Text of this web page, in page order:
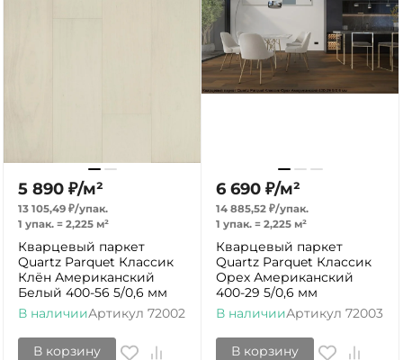
5 890 ₽/м²
13 105,49 ₽/упак.
1 упак. = 2,225 м²
Кварцевый паркет
Quartz Parquet Классик
Клён Американский
Белый 400-56 5/0,6 мм
В наличииАртикул 72002
В корзину
6 690 ₽/м²
14 885,52 ₽/упак.
1 упак. = 2,225 м²
Кварцевый паркет
Quartz Parquet Классик
Орех Американский
400-29 5/0,6 мм
В наличииАртикул 72003
В корзину